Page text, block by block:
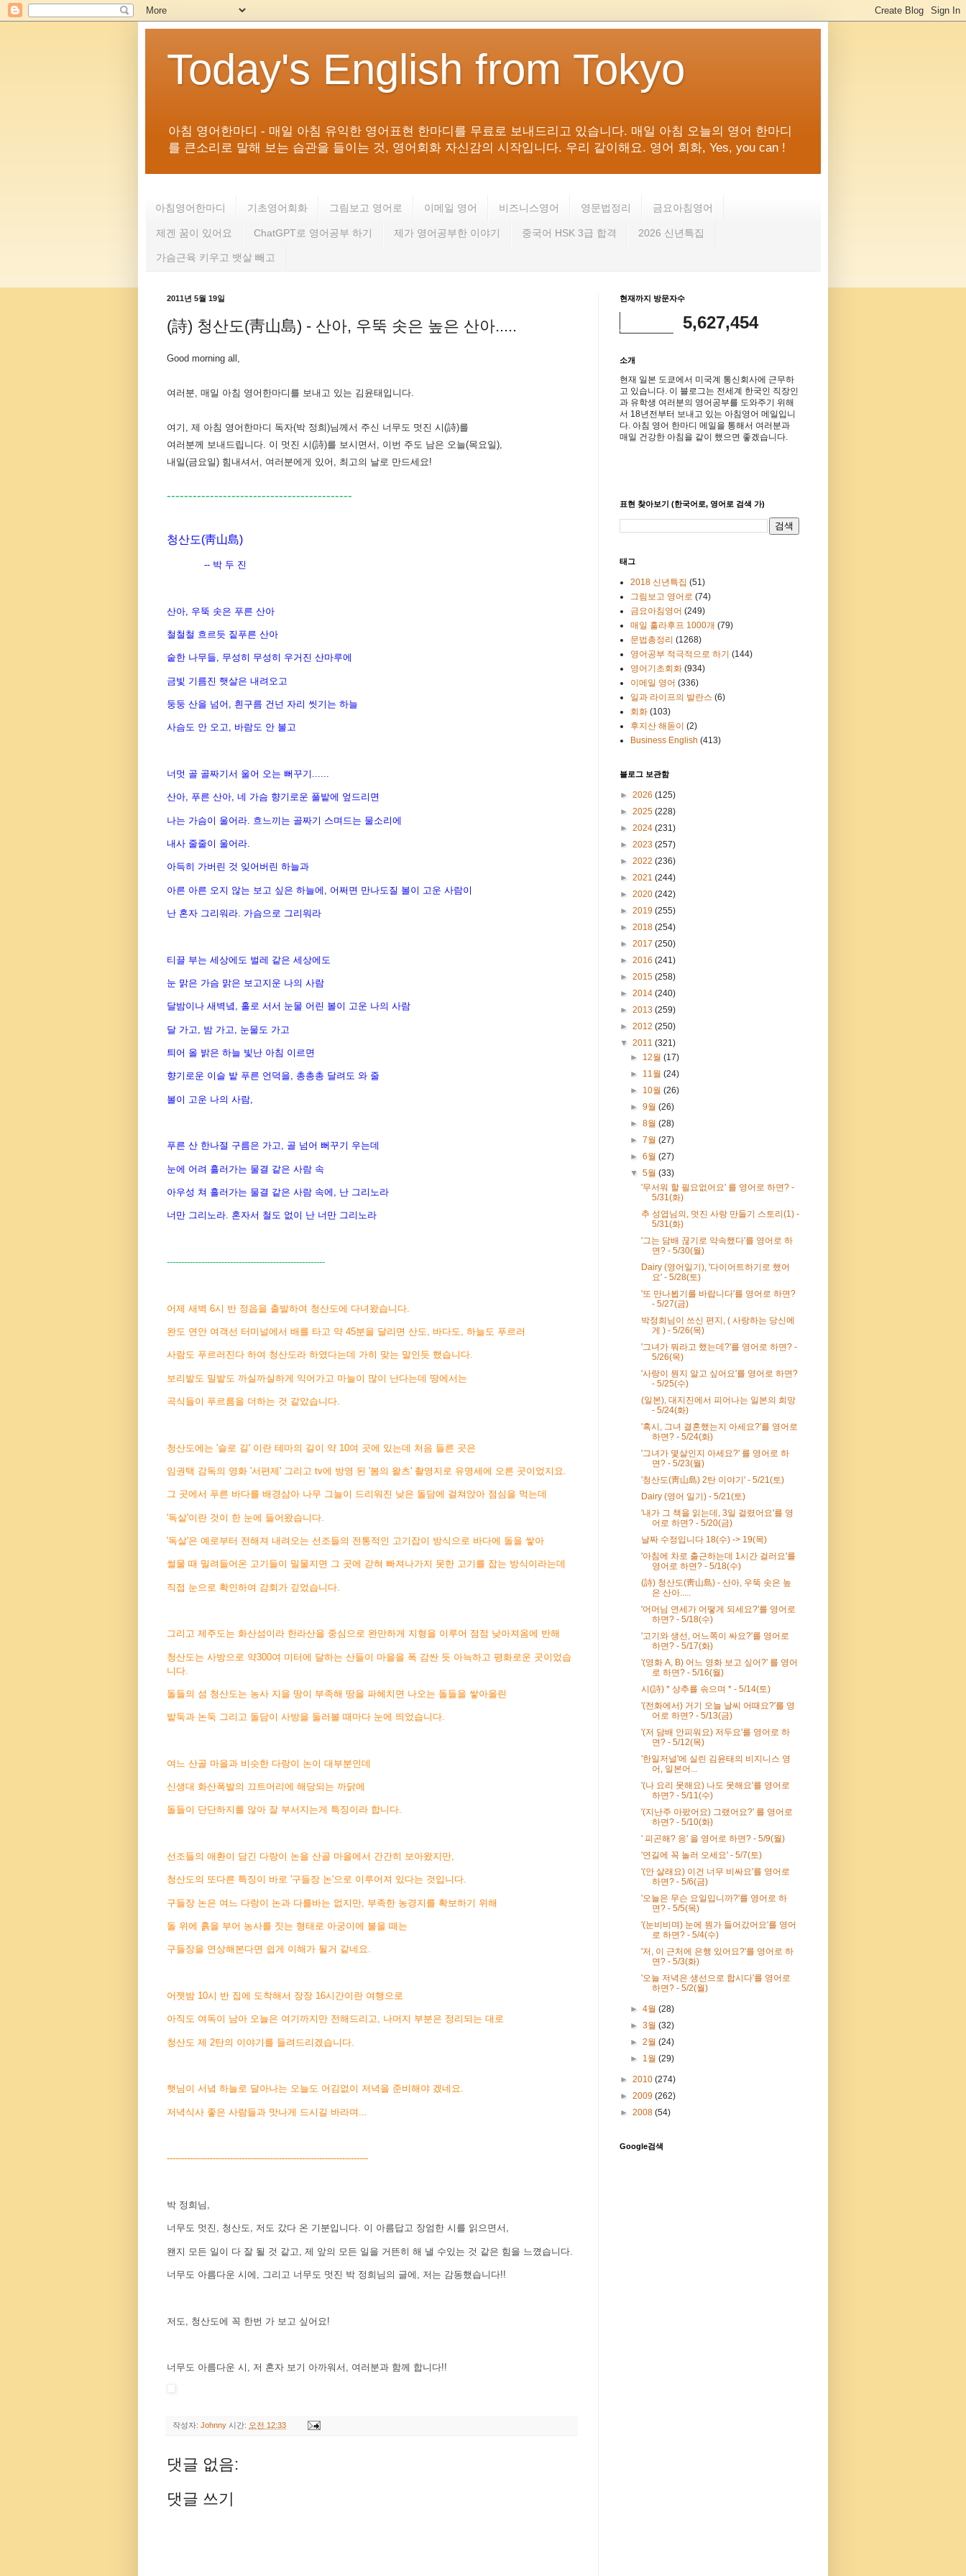
Today's English from Tokyo
아침 영어한마디 - 매일 아침 유익한 영어표현 한마디를 무료로 보내드리고 있습니다. 매일 아침 오늘의 영어 한마디
를 큰소리로 말해 보는 습관을 들이는 것, 영어회화 자신감의 시작입니다. 우리 같이해요. 영어 회화, Yes, you can !
아침영어한마디 기초영어회화 그림보고 영어로 이메일 영어 비즈니스영어 영문법정리 금요아침영어
제겐 꿈이 있어요 ChatGPT로 영어공부 하기 제가 영어공부한 이야기 중국어 HSK 3급 합격 2026 신년특집
가슴근육 키우고 뱃살 빼고
2011년 5월 19일
(詩) 청산도(靑山島) - 산아, 우뚝 솟은 높은 산아.....
Good morning all,
여러분, 매일 아침 영어한마디를 보내고 있는 김윤태입니다.
여기, 제 아침 영어한마디 독자(박 정희)님께서 주신 너무도 멋진 시(詩)를
여러분께 보내드립니다. 이 멋진 시(詩)를 보시면서, 이번 주도 남은 오늘(목요일),
내일(금요일) 힘내셔서, 여러분에게 있어, 최고의 날로 만드세요!
-------------------------------------------
청산도(靑山島)
-- 박 두 진
산아, 우뚝 솟은 푸른 산아
철철철 흐르듯 짙푸른 산아
숱한 나무들, 무성히 무성히 우거진 산마루에
금빛 기름진 햇살은 내려오고
둥둥 산을 넘어, 흰구름 건넌 자리 씻기는 하늘
사슴도 안 오고, 바람도 안 불고
너멋 골 골짜기서 울어 오는 뻐꾸기......
산아, 푸른 산아, 네 가슴 향기로운 풀밭에 엎드리면
나는 가슴이 울어라. 흐느끼는 골짜기 스며드는 물소리에
내사 줄줄이 울어라.
아득히 가버린 것 잊어버린 하늘과
아른 아른 오지 않는 보고 싶은 하늘에, 어쩌면 만나도질 볼이 고운 사람이
난 혼자 그리워라. 가슴으로 그리워라
티끌 부는 세상에도 벌레 같은 세상에도
눈 맑은 가슴 맑은 보고지운 나의 사람
달밤이나 새벽녘, 홀로 서서 눈물 어린 볼이 고운 나의 사람
달 가고, 밤 가고, 눈물도 가고
틔어 올 밝은 하늘 빛난 아침 이르면
향기로운 이슬 밭 푸른 언덕을, 총총총 달려도 와 줄
볼이 고운 나의 사람,
푸른 산 한나절 구름은 가고, 골 넘어 뻐꾸기 우는데
눈에 어려 흘러가는 물결 같은 사람 속
아우성 쳐 흘러가는 물결 같은 사람 속에, 난 그리노라
너만 그리노라. 혼자서 철도 없이 난 너만 그리노라
-------------------------------------------------------
어제 새벽 6시 반 정읍을 출발하여 청산도에 다녀왔습니다.
완도 연안 여객선 터미널에서 배를 타고 약 45분을 달리면 산도, 바다도, 하늘도 푸르러
사람도 푸르러진다 하여 청산도라 하였다는데 가히 맞는 말인듯 했습니다.
보리밭도 밀밭도 까실까실하게 익어가고 마늘이 많이 난다는데 땅에서는
곡식들이 푸르름을 더하는 것 같았습니다.
청산도에는 '슬로 길' 이란 테마의 길이 약 10여 곳에 있는데 처음 들른 곳은
임권택 감독의 영화 '서편제' 그리고 tv에 방영 된 '봄의 왈츠' 촬영지로 유명세에 오른 곳이었지요.
그 곳에서 푸른 바다를 배경삼아 나무 그늘이 드리워진 낮은 돌담에 걸쳐앉아 점심을 먹는데
'독살'이란 것이 한 눈에 들어왔습니다.
'독살'은 예로부터 전해져 내려오는 선조들의 전통적인 고기잡이 방식으로 바다에 돌을 쌓아
썰물 때 밀려들어온 고기들이 밀물지면 그 곳에 갇혀 빠져나가지 못한 고기를 잡는 방식이라는데
직접 눈으로 확인하여 감회가 깊었습니다.
그리고 제주도는 화산섬이라 한라산을 중심으로 완만하게 지형을 이루어 점점 낮아져옴에 반해
청산도는 사방으로 약300여 미터에 달하는 산들이 마을을 폭 감싼 듯 아늑하고 평화로운 곳이었습
니다.
돌들의 섬 청산도는 농사 지을 땅이 부족해 땅을 파헤치면 나오는 돌들을 쌓아올린
밭둑과 논둑 그리고 돌담이 사방을 둘러볼 때마다 눈에 띄었습니다.
여느 산골 마을과 비슷한 다랑이 논이 대부분인데
신생대 화산폭발의 끄트머리에 해당되는 까닭에
돌들이 단단하지를 않아 잘 부서지는게 특징이라 합니다.
선조들의 애환이 담긴 다랑이 논을 산골 마을에서 간간히 보아왔지만,
청산도의 또다른 특징이 바로 '구들장 논'으로 이루어져 있다는 것입니다.
구들장 논은 여느 다랑이 논과 다를바는 없지만, 부족한 농경지를 확보하기 위해
돌 위에 흙을 부어 농사를 짓는 형태로 아궁이에 불을 떼는
구들장을 연상해본다면 쉽게 이해가 될거 같네요.
어젯밤 10시 반 집에 도착해서 장장 16시간이란 여행으로
아직도 여독이 남아 오늘은 여기까지만 전해드리고, 나머지 부분은 정리되는 대로
청산도 제 2탄의 이야기를 들려드리겠습니다.
햇님이 서녘 하늘로 달아나는 오늘도 어김없이 저녁을 준비해야 겠네요.
저녁식사 좋은 사람들과 맛나게 드시길 바라며...
----------------------------------------------------------------------
박 정희님,
너무도 멋진, 청산도, 저도 갔다 온 기분입니다. 이 아름답고 장엄한 시를 읽으면서,
왠지 모든 일이 다 잘 될 것 같고, 제 앞의 모든 일을 거뜬히 해 낼 수있는 것 같은 힘을 느꼈습니다.
너무도 아름다운 시에, 그리고 너무도 멋진 박 정희님의 글에, 저는 감동했습니다!!
저도, 청산도에 꼭 한번 가 보고 싶어요!
너무도 아름다운 시, 저 혼자 보기 아까워서, 여러분과 함께 합니다!!
작성자: Johnny 시간: 오전 12:33
댓글 없음:
댓글 쓰기
현재까지 방문자수
5,627,454
소개
현재 일본 도쿄에서 미국계 통신회사에 근무하
고 있습니다. 이 블로그는 전세계 한국인 직장인
과 유학생 여러분의 영어공부를 도와주기 위해
서 18년전부터 보내고 있는 아침영어 메일입니
다. 아침 영어 한마디 메일을 통해서 여러분과
매일 건강한 아침을 같이 했으면 좋겠습니다.
표현 찾아보기 (한국어로, 영어로 검색 가)
태그
2018 신년특집 (51)
그림보고 영어로 (74)
금요아침영어 (249)
매일 훌라후프 1000개 (79)
문법총정리 (1268)
영어공부 적극적으로 하기 (144)
영어기초회화 (934)
이메일 영어 (336)
일과 라이프의 발란스 (6)
회화 (103)
후지산 해돋이 (2)
Business English (413)
블로그 보관함
► 2026 (125)
► 2025 (228)
► 2024 (231)
► 2023 (257)
► 2022 (236)
► 2021 (244)
► 2020 (242)
► 2019 (255)
► 2018 (254)
► 2017 (250)
► 2016 (241)
► 2015 (258)
► 2014 (240)
► 2013 (259)
► 2012 (250)
▼ 2011 (321)
► 12월(17)
► 11월(24)
► 10월(26)
►9월(26)
►8월(28)
►7월(27)
►6월(27)
▼5월(33)
'무서워 할 필요없어요' 를 영어로 하면? -
5/31(화)
추 성엽님의, 멋진 사랑 만들기 스토리(1) -
5/31(화)
'그는 담배 끊기로 약속했다'를 영어로 하
면? - 5/30(월)
Dairy (영어일기), '다이어트하기로 했어
요' - 5/28(토)
'또 만나뵙기를 바랍니다'를 영어로 하면?
- 5/27(금)
박정희님이 쓰신 편지, ( 사랑하는 당신에
게 ) - 5/26(목)
'그녀가 뭐라고 했는데?'를 영어로 하면? -
5/26(목)
'사랑이 뭔지 알고 싶어요'를 영어로 하면?
- 5/25(수)
(일본), 대지진에서 피어나는 일본의 희망
- 5/24(화)
'혹시, 그녀 결혼했는지 아세요?'를 영어로
하면? - 5/24(화)
'그녀가 몇살인지 아세요?' 를 영어로 하
면? - 5/23(월)
'청산도(靑山島) 2탄 이야기' - 5/21(토)
Dairy (영어 일기) - 5/21(토)
'내가 그 책을 읽는데, 3일 걸렸어요'를 영
어로 하면? - 5/20(금)
날짜 수정입니다 18(수) -> 19(목)
'아침에 차로 출근하는데 1시간 걸러요'를
영어로 하면? - 5/18(수)
(詩) 청산도(靑山島) - 산아, 우뚝 솟은 높
은 산아.....
'어머님 연세가 어떻게 되세요?'를 영어로
하면? - 5/18(수)
'고기와 생선, 어느쪽이 싸요?'를 영어로
하면? - 5/17(화)
'(영화 A, B) 어느 영화 보고 싶어?' 를 영어
로 하면? - 5/16(월)
시(詩) * 상추를 솎으며 * - 5/14(토)
'(전화에서) 거기 오늘 날씨 어때요?'를 영
어로 하면? - 5/13(금)
'(저 담배 안피워요) 저두요'를 영어로 하
면? - 5/12(목)
'한일저널'에 실린 김윤태의 비지니스 영
어, 일본어...
'(나 요리 못해요) 나도 못해요'를 영어로
하면? - 5/11(수)
'(지난주 아팠어요) 그랬어요?' 를 영어로
하면? - 5/10(화)
' 피곤해? 응' 을 영어로 하면? - 5/9(월)
'연길에 꼭 놀러 오세요' - 5/7(토)
'(안 살래요) 이건 너무 비싸요'를 영어로
하면? - 5/6(금)
'오늘은 무슨 요일입니까?'를 영어로 하
면? - 5/5(목)
'(눈비비며) 눈에 뭔가 들어갔어요'를 영어
로 하면? - 5/4(수)
'저, 이 근처에 은행 있어요?'를 영어로 하
면? - 5/3(화)
'오늘 저녁은 생선으로 합시다'를 영어로
하면? - 5/2(월)
►4월(28)
►3월(32)
►2월(24)
► 1월(29)
► 2010 (274)
► 2009 (262)
► 2008 (54)
Google검색